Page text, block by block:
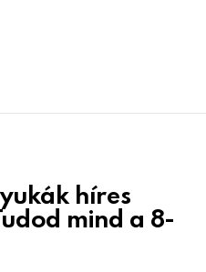
híres
mind a 8-